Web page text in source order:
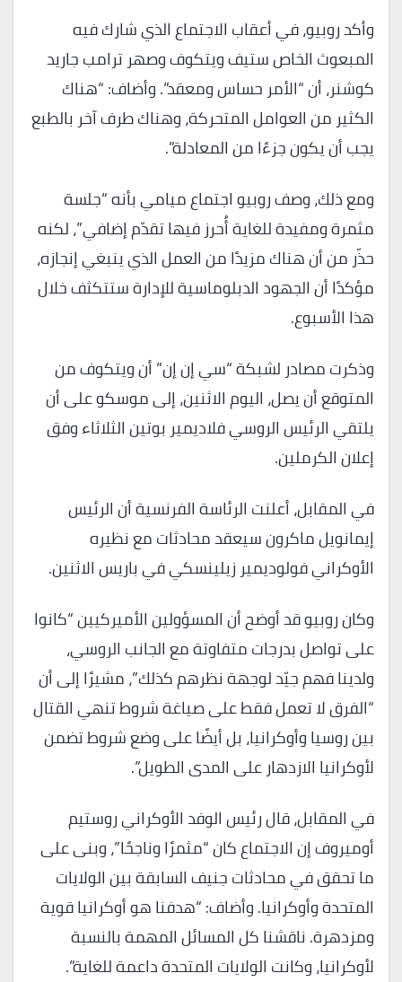
وأكد روبيو، في أعقاب الاجتماع الذي شارك فيه
المبعوث الخاص ستيف ويتكوف وصهر ترامب جاريد
كوشنر، أن “الأمر حساس ومعقد”. وأضاف: “هناك
الكثير من العوامل المتحركة، وهناك طرف آخر بالطبع
يجب أن يكون جزءًا من المعادلة”.
ومع ذلك، وصف روبيو اجتماع ميامي بأنه “جلسة
مثمرة ومفيدة للغاية أُحرز فيها تقدّم إضافي”، لكنه
حذّر من أن هناك مزيدًا من العمل الذي ينبغي إنجازه،
مؤكدًا أن الجهود الدبلوماسية للإدارة ستتكثف خلال
هذا الأسبوع.
وذكرت مصادر لشبكة “سي إن إن” أن ويتكوف من
المتوقع أن يصل، اليوم الاثنين، إلى موسكو على أن
يلتقي الرئيس الروسي فلاديمير بوتين الثلاثاء وفق
إعلان الكرملين.
في المقابل، أعلنت الرئاسة الفرنسية أن الرئيس
إيمانويل ماكرون سيعقد محادثات مع نظيره
الأوكراني فولوديمير زيلينسكي في باريس الاثنين.
وكان روبيو قد أوضح أن المسؤولين الأميركيين “كانوا
على تواصل بدرجات متفاوتة مع الجانب الروسي،
ولدينا فهم جيّد لوجهة نظرهم كذلك”، مشيرًا إلى أن
“الفرق لا تعمل فقط على صياغة شروط تنهي القتال
بين روسيا وأوكرانيا، بل أيضًا على وضع شروط تضمن
لأوكرانيا الازدهار على المدى الطويل”.
في المقابل، قال رئيس الوفد الأوكراني روستيم
أوميروف إن الاجتماع كان “مثمرًا وناجحًا”، وبنى على
ما تحقق في محادثات جنيف السابقة بين الولايات
المتحدة وأوكرانيا. وأضاف: “هدفنا هو أوكرانيا قوية
ومزدهرة. ناقشنا كل المسائل المهمة بالنسبة
لأوكرانيا، وكانت الولايات المتحدة داعمة للغاية”.